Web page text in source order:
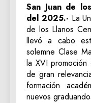
San Juan de
del 2025.- La
de los Llanos
llevó a cabo
solemne Clase
la XVI promoción
de gran
formación
nuevos